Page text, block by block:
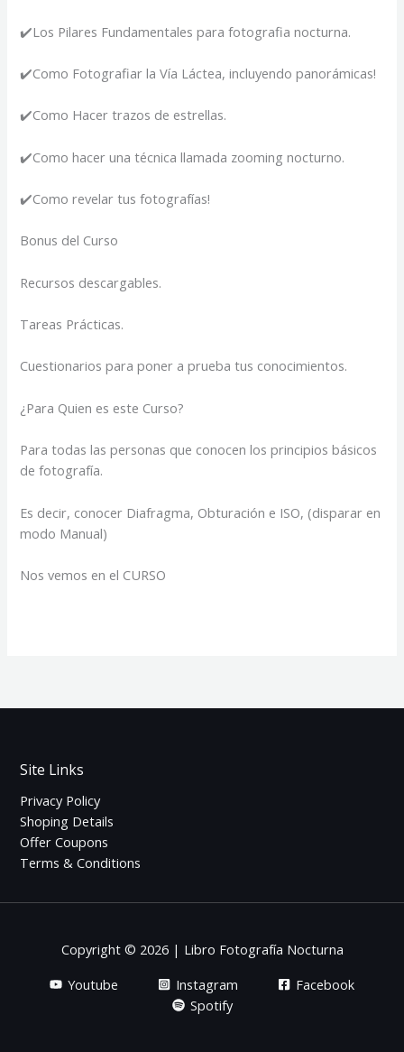
✔️Los Pilares Fundamentales para fotografia nocturna.
✔️Como Fotografiar la Vía Láctea, incluyendo panorámicas!
✔️Como Hacer trazos de estrellas.
✔️Como hacer una técnica llamada zooming nocturno.
✔️Como revelar tus fotografías!
Bonus del Curso
Recursos descargables.
Tareas Prácticas.
Cuestionarios para poner a prueba tus conocimientos.
¿Para Quien es este Curso?
Para todas las personas que conocen los principios básicos
de fotografía.
Es decir, conocer Diafragma, Obturación e ISO, (disparar en
modo Manual)
Nos vemos en el CURSO
Site Links
Privacy Policy
Shoping Details
Offer Coupons
Terms & Conditions
Copyright © 2026 | Libro Fotografía Nocturna
Youtube
Instagram
Facebook
Spotify